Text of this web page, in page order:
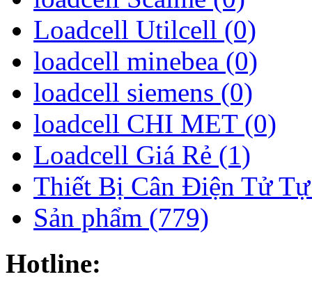
Loadcell Utilcell (0)
loadcell minebea (0)
loadcell siemens (0)
loadcell CHI MET (0)
Loadcell Giá Rẻ (1)
Thiết Bị Cân Điện Tử
Sản phẩm (779)
Hotline: